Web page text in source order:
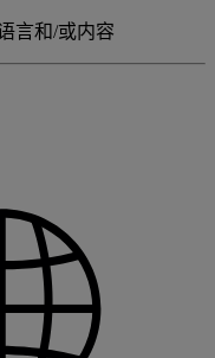
言和/或内容